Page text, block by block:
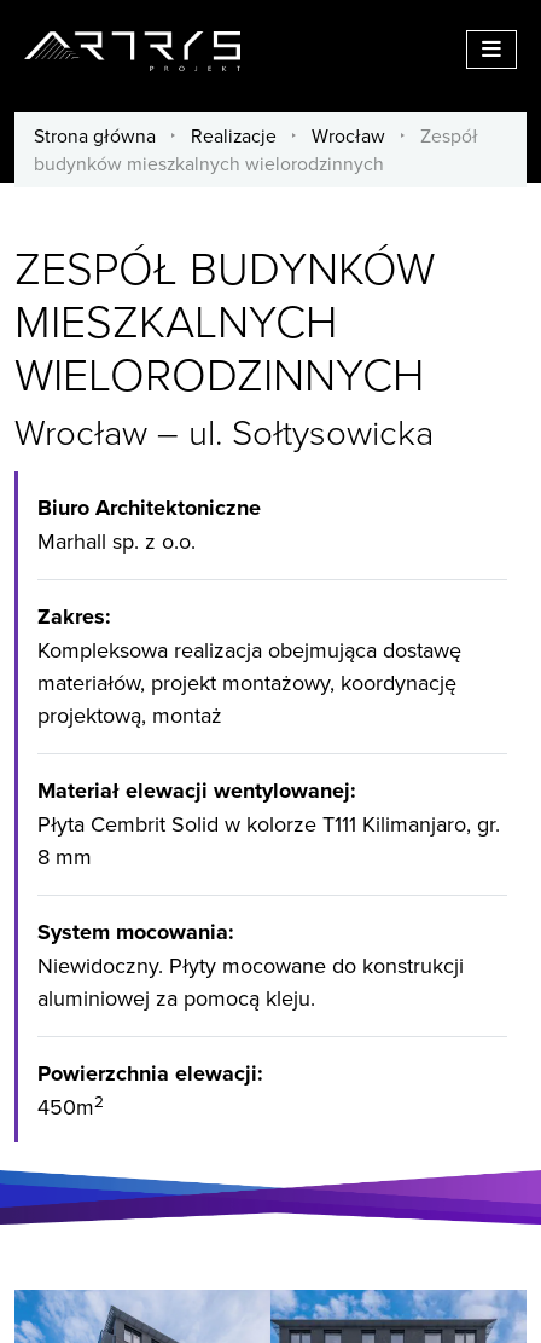
Menu
Strona główna / Realizacje / Wrocław / Zespół
budynków mieszkalnych wielorodzinnych
ZESPÓŁ BUDYNKÓW
MIESZKALNYCH
WIELORODZINNYCH
Wrocław – ul. Sołtysowicka
Biuro Architektoniczne
Marhall sp. z o.o.
Zakres:
Kompleksowa realizacja obejmująca dostawę
materiałów, projekt montażowy, koordynację
projektową, montaż
Materiał elewacji wentylowanej:
Płyta Cembrit Solid w kolorze T111 Kilimanjaro, gr.
8 mm
System mocowania:
Niewidoczny. Płyty mocowane do konstrukcji
aluminiowej za pomocą kleju.
Powierzchnia elewacji:
450m2